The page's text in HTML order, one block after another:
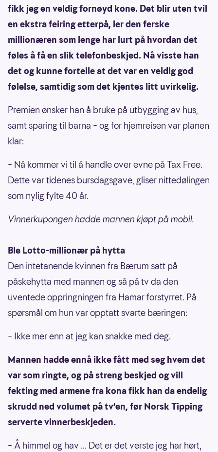
fikk jeg en veldig fornøyd kone. Det blir uten tvil
en ekstra feiring etterpå, ler den ferske
millionæren som lenge har lurt på hvordan det
føles å få en slik telefonbeskjed. Nå visste han
det og kunne fortelle at det var en veldig god
følelse, samtidig som det kjentes litt uvirkelig.
Premien ønsker han å bruke på utbygging av hus,
samt sparing til barna – og for hjemreisen var planen
klar:
– Nå kommer vi til å handle over evne på Tax Free.
Dette var tidenes bursdagsgave, gliser nittedølingen
som nylig fylte 40 år.
Vinnerkupongen hadde mannen kjøpt på mobil.
Ble Lotto-millionær på hytta
Den intetanende kvinnen fra Bærum satt på
påskehytta med mannen og så på tv da den
uventede oppringningen fra Hamar forstyrret. På
spørsmål om hun var opptatt svarte bæringen:
– Ikke mer enn at jeg kan snakke med deg.
Mannen hadde ennå ikke fått med seg hvem det
var som ringte, og på streng beskjed og vill
fekting med armene fra kona fikk han da endelig
skrudd ned volumet på tv'en, før Norsk Tipping
serverte vinnerbeskjeden.
– Å himmel og hav ... Det er det verste jeg har hørt,